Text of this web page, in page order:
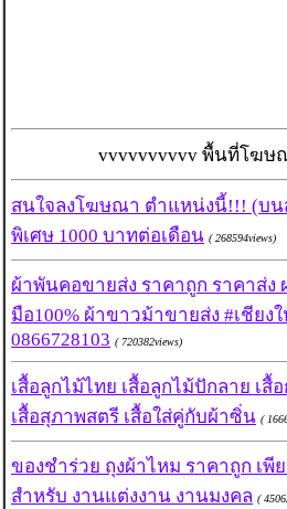
vvvvvvvvvv พื้นที่โฆษ
สนใจลงโฆษณา ตำแหน่งนี้!!! (บน
พิเศษ 1000 บาทต่อเดือน ( 268594views)
ผ้าพันคอขายส่ง ราคาถูก ราคาส่ง
มือ100% ผ้าขาวม้าขายส่ง #เชียง
0866728103 ( 720382views)
เสื้อลูกไม้ไทย เสื้อลูกไม้ปักลาย เสื้
เสื้อสุภาพสตรี เสื้อใส่คู่กับผ้าซิ่น (
ของชำร่วย ถุงผ้าไหม ราคาถูก เพี
สำหรับ งานแต่งงาน งานมงคล (